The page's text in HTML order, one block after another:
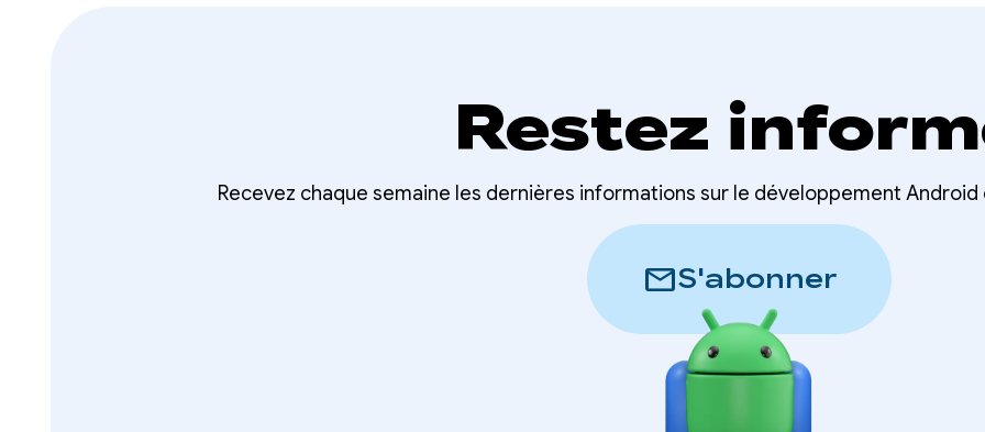
Restez
Recevez chaque semaine les dernières informations sur le développement
mailS'abonner